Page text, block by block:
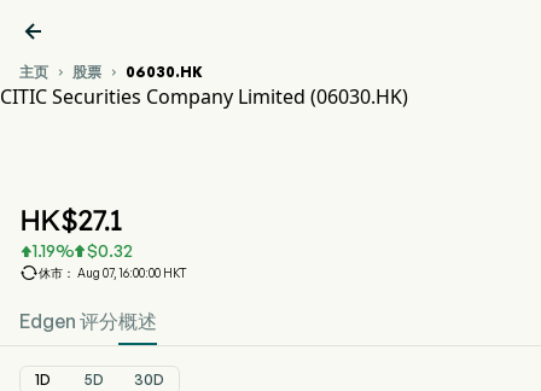

主页  股票  06030.HK
CITIC Securities Company Limited (06030.HK)
HK$27.1
1.19% $0.32
休市： Aug 07, 16:00:00 HKT
Edgen 评分概述
1D 5D 30D